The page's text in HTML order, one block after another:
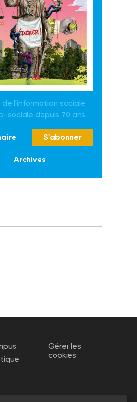
de l'information sociale
sociale depuis 70 ans
S'abonner
Archives
Gérer les
cookies